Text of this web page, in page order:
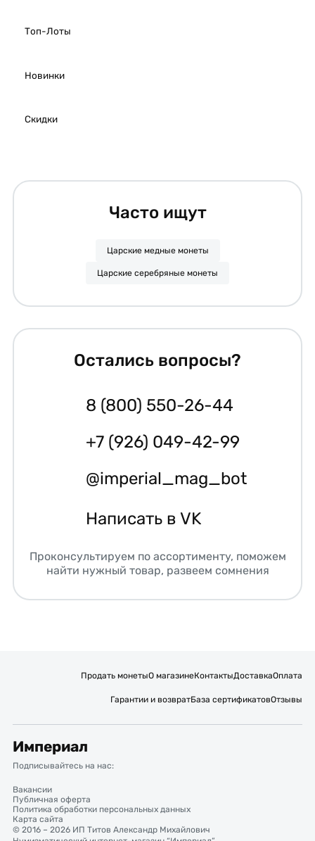
Топ-Лоты
Новинки
Скидки
Часто ищут
Царские медные монеты
Царские серебряные монеты
Остались вопросы?
8 (800) 550-26-44
+7 (926) 049-42-99
@imperial_mag_bot
Написать в VK
Проконсультируем по ассортименту, поможем
найти нужный товар, развеем сомнения
Продать монетыО магазинеКонтактыДоставкаОплата
Гарантии и возвратБаза сертификатовОтзывы
Империал
Подписывайтесь на нас:
Вакансии
Публичная оферта
Политика обработки персональных данных
Карта сайта
© 2016 – 2026 ИП Титов Александр Михайлович